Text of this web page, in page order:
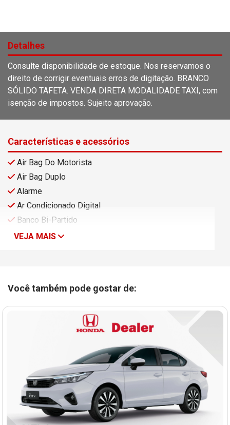
Detalhes
Consulte disponibilidade de estoque. Nos reservamos o
direito de corrigir eventuais erros de digitação. BRANCO
SÓLIDO TAFETA. VENDA DIRETA MODALIDADE TAXI, com
isenção de impostos. Sujeito aprovação.
Características e acessórios
Air Bag Do Motorista
Air Bag Duplo
Alarme
Ar Condicionado Digital
Banco Bi-Partido
VEJA MAIS
Você também pode gostar de: